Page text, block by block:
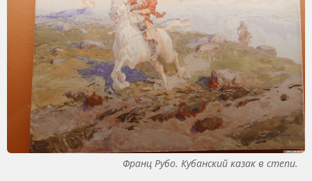
Франц Рубо. Кубанский казак в степи.